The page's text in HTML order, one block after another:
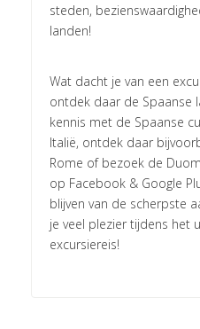
steden,
landen!
Wat dacht je van een
ontdek daar de Spaanse
kennis met de Spaanse
Italië, ontdek daar
Rome of bezoek de
op Facebook & Google
blijven van de scherpste
je veel plezier tijdens het
excursiereis!